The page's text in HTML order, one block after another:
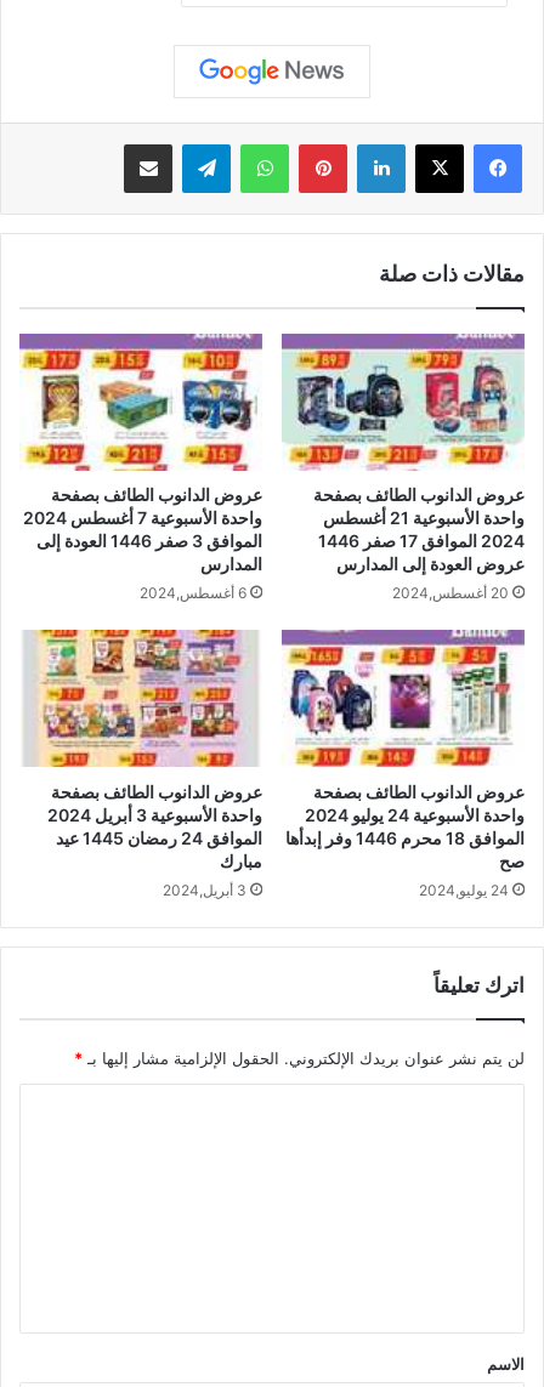
لينكدإن بينتيريستواتساب تيلقرام مشاركة عبر البريد
مقالات ذات صلة
عروض الدانوب الطائف بصفحة
واحدة الأسبوعية 21 أغسطس
2024 الموافق 17 صفر 1446
عروض العودة إلى المدارس
20 أغسطس,2024
عروض الدانوب الطائف بصفحة
واحدة الأسبوعية 7 أغسطس 2024
الموافق 3 صفر 1446 العودة إلى
المدارس
6 أغسطس,2024
عروض الدانوب الطائف بصفحة
واحدة الأسبوعية 24 يوليو 2024
الموافق 18 محرم 1446 وفر إبدأها
صح
24 يوليو,2024
عروض الدانوب الطائف بصفحة
واحدة الأسبوعية 3 أبريل 2024
الموافق 24 رمضان 1445 عيد
مبارك
3 أبريل,2024
اترك تعليقاً
لن يتم نشر عنوان بريدك الإلكتروني. الحقول الإلزامية مشار إليها بـ *
*
الاسم